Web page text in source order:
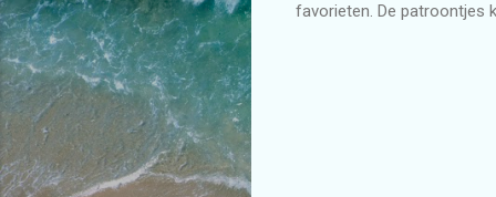
favorieten. De patroontjes